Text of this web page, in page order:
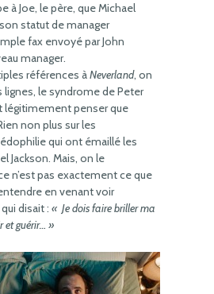
à Joe, le père, que Michael
statut de manager
fax envoyé par John
manager.
références àNeverland, on
lignes, le syndrome de Peter
légitimement penser que
non plus sur les
qui ont émaillé les
Jackson. Mais, on le
n’est pas exactement ce que
en venant voir
disait : « Je dois faire briller ma
et guérir… »